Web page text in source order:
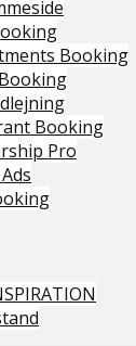
Booking
Booking
Pro